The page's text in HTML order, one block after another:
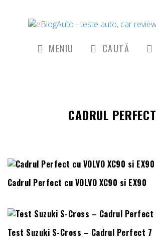
MENIU CAUTĂ
CADRUL PERFECT
Cadrul Perfect cu VOLVO XC90 si EX90
Test Suzuki S-Cross – Cadrul Perfect 7